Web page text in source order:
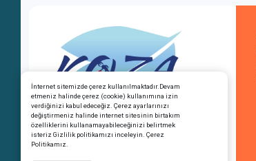
Copyright © Koza Akademi OSGB -
İş Sağlığı Güvenliği ve Eğitim
Hizmetleri Tüm hakları saklıdır.
İnternet sitemizde çerez kullanılmaktadır.Devam
etmeniz halinde çerez (cookie) kullanımına izin
verdiğinizi kabul edeceğiz. Çerez ayarlarınızı
değiştirmeniz halinde internet sitesinin birtakım
özelliklerini kullanamayabileceğinizi belirtmek
isteriz Gizlilik politikamızı inceleyin. Çerez
Politikamız.